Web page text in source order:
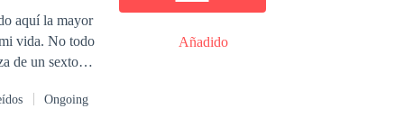
aquí la mayor
vida. No todo
La suave y
Ongoing
Añadido